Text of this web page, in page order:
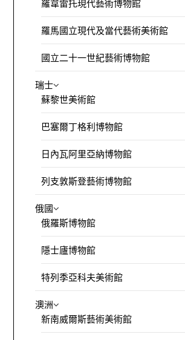
羅韋雷托現代藝術博物館
羅馬國立現代及當代藝術美術館
國立二十一世紀藝術博物館
瑞士
蘇黎世美術館
巴塞爾丁格利博物館
日內瓦阿里亞納博物館
列支敦斯登藝術博物館
俄國
俄羅斯博物館
隱士廬博物館
特列季亞科夫美術館
澳洲
新南威爾斯藝術美術館